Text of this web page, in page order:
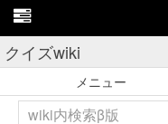
クイズwiki
メニュー